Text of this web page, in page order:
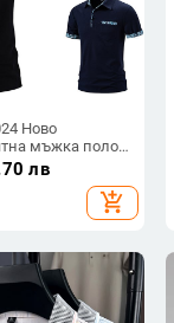
Ново
мъжка поло
мъжка
ежедневна
лв
add_shopping_cart